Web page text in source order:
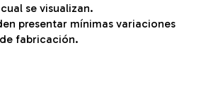
se visualizan.
presentar mínimas variaciones
fabricación.